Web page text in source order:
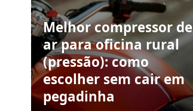
Melhor compressor de
ar para oficina rural
(pressão): como
escolher sem cair em
pegadinha